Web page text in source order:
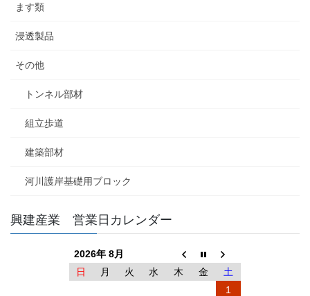
ます類
浸透製品
その他
トンネル部材
組立歩道
建築部材
河川護岸基礎用ブロック
興建産業 営業日カレンダー
2026年 8月
日
月 火 水 木 金
土
1